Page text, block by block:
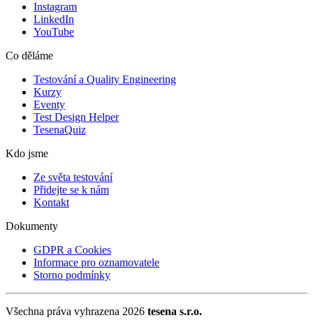
Instagram
LinkedIn
YouTube
Co děláme
Testování a Quality Engineering
Kurzy
Eventy
Test Design Helper
TesenaQuiz
Kdo jsme
Ze světa testování
Přidejte se k nám
Kontakt
Dokumenty
GDPR a Cookies
Informace pro oznamovatele
Storno podmínky
Všechna práva vyhrazena 2026 tesena s.r.o.